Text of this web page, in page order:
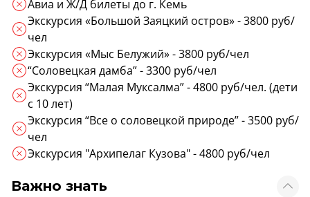
Авиа и Ж/Д билеты до г. Кемь
Экскурсия «Большой Заяцкий остров» - 3800 руб/
чел
Экскурсия «Мыс Белужий» - 3800 руб/чел
“Соловецкая дамба” - 3300 руб/чел
Экскурсия “Малая Муксалма” - 4800 руб/чел. (дети
с 10 лет)
Экскурсия “Все о соловецкой природе” - 3500 руб/
чел
Экскурсия "Архипелаг Кузова" - 4800 руб/чел
Важно знать